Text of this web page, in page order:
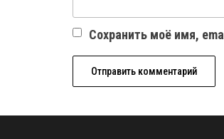
Сохранить моё имя,